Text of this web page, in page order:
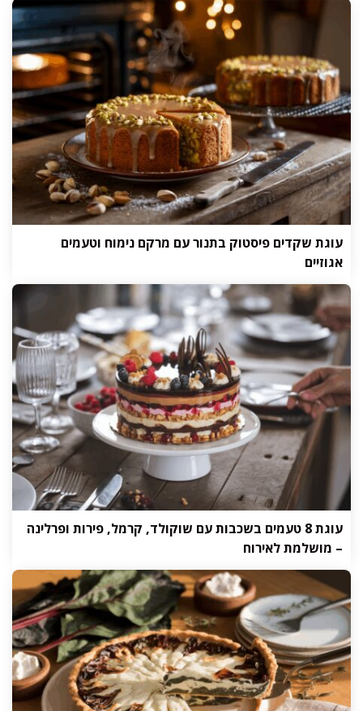
עוגת שקדים פיסטוק בתנור עם מרקם נימוח וטעמים
אגוזיים
עוגת 8 טעמים בשכבות עם שוקולד, קרמל, פירות ופרלינה
– מושלמת לאירוח